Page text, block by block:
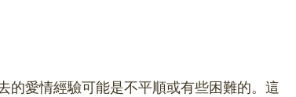
的愛情經驗可能是不平順或有些困難的。這